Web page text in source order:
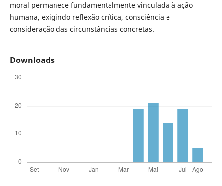
moral permanece fundamentalmente vinculada à ação
humana, exigindo reflexão crítica, consciência e
consideração das circunstâncias concretas.
Downloads